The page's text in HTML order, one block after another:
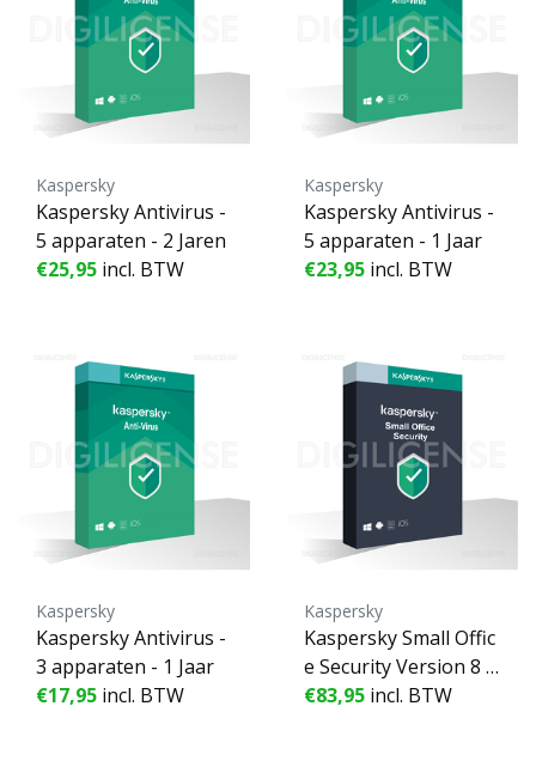
Kaspersky
Kaspersky Antivirus -
5 apparaten - 2 Jaren
€25,95 incl. BTW
Kaspersky
Kaspersky Antivirus -
5 apparaten - 1 Jaar
€23,95 incl. BTW
Kaspersky
Kaspersky Antivirus -
3 apparaten - 1 Jaar
€17,95 incl. BTW
Kaspersky
Kaspersky Small Offic
e Security Version 8 2
021 - 1 Server + 10 De
€83,95 incl. BTW